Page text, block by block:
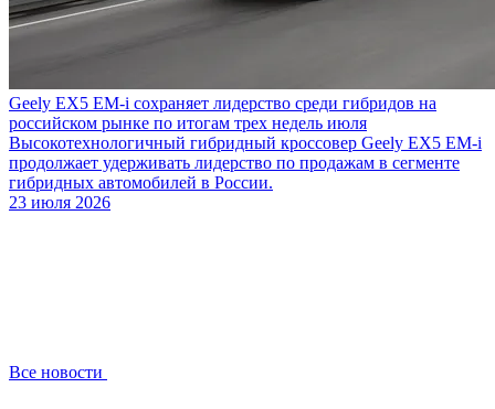
Geely EX5 EM-i сохраняет лидерство среди гибридов на
российском рынке по итогам трех недель июля
Высокотехнологичный гибридный кроссовер Geely EX5 EM-i
продолжает удерживать лидерство по продажам в сегменте
гибридных автомобилей в России.
23 июля 2026
Все новости